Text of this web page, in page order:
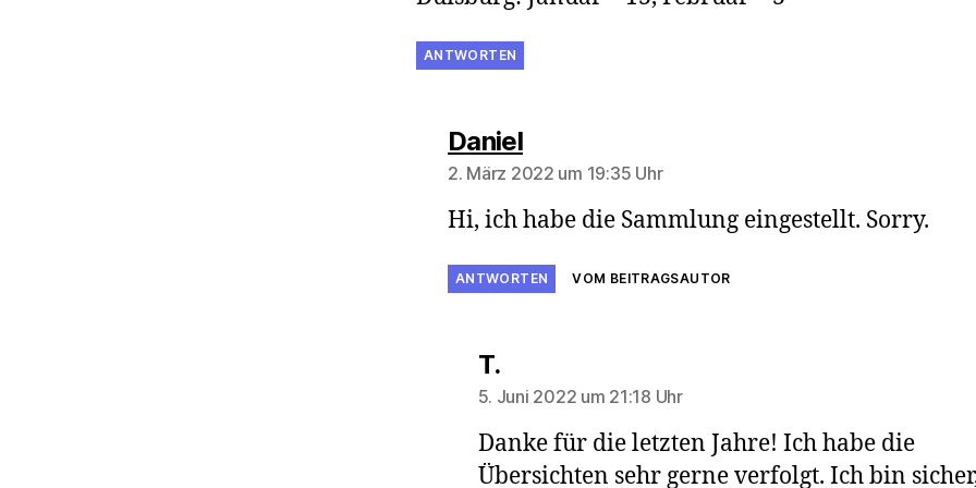
ANTWORTEN
Danielsagt:
2. März 2022 um 19:35 Uhr
Hi, ich habe die Sammlung eingestellt. Sorry.
ANTWORTEN VOM BEITRAGSAUTOR
T.sagt:
5. Juni 2022 um 21:18 Uhr
Danke für die letzten Jahre! Ich habe die
Übersichten sehr gerne verfolgt. Ich bin